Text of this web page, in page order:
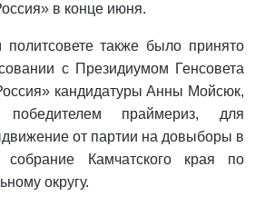
в конце июня.
политсовете также было принято
с Президиумом Генсовета
кандидатуры Анны Мойсюк,
победителем праймериз, для
от партии на довыборы в
собрание Камчатского края по
округу.